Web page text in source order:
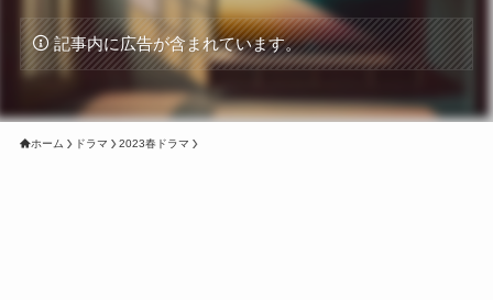
記事内に広告が含まれています。
ホーム ドラマ 2023春ドラマ